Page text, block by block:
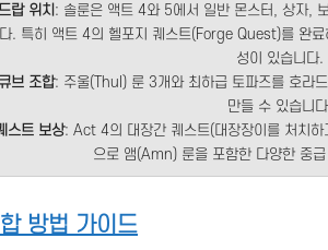
드랍 위치 : 솔룬은 액트 4와 5에서 일반 몬스터, 상자,
다. 특히 액트 4의 헬포지 퀘스트(Forge Quest)를 완
성이 있습니다.
큐브 조합: 주울(Thul) 룬 3개와 최하급 토파즈를 호라
만들 수 있습니
스트 보상: Act 4의 대장간 퀘스트(대장장이를 처치
으로 앰(Amn) 룬을 포함한 다양한 중
방법 가이드